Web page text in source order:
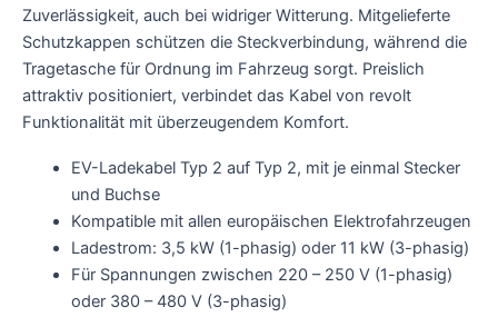
Zuverlässigkeit, auch bei widriger Witterung. Mitgelieferte
Schutzkappen schützen die Steckverbindung, während die
Tragetasche für Ordnung im Fahrzeug sorgt. Preislich
attraktiv positioniert, verbindet das Kabel von revolt
Funktionalität mit überzeugendem Komfort.
EV-Ladekabel Typ 2 auf Typ 2, mit je einmal Stecker
und Buchse
Kompatible mit allen europäischen Elektrofahrzeugen
Ladestrom: 3,5 kW (1-phasig) oder 11 kW (3-phasig)
Für Spannungen zwischen 220 – 250 V (1-phasig)
oder 380 – 480 V (3-phasig)